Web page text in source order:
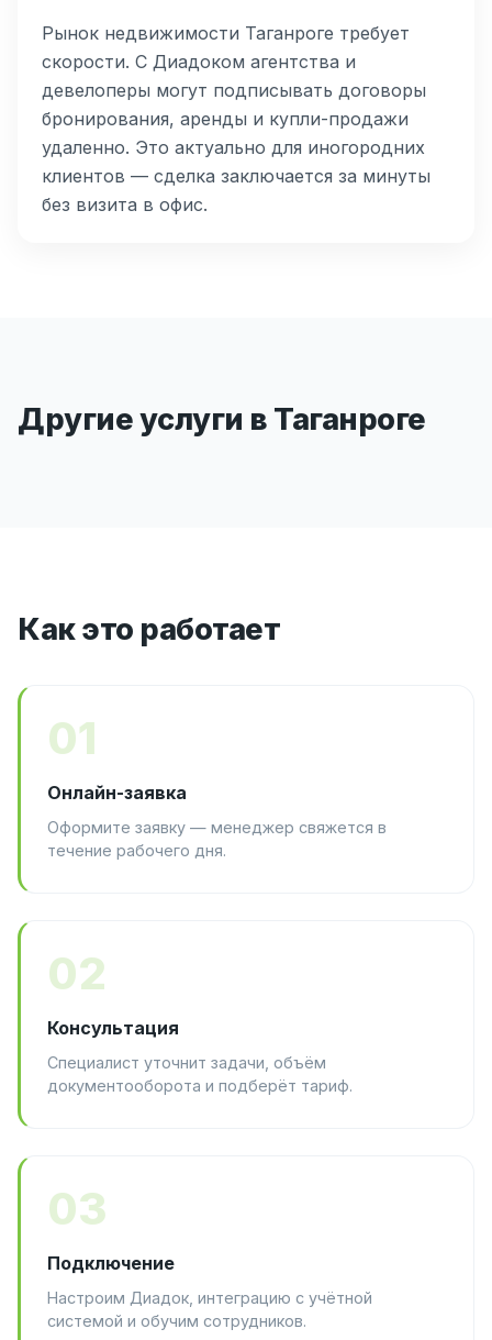
Рынок недвижимости Таганроге требует
скорости. С Диадоком агентства и
девелоперы могут подписывать договоры
бронирования, аренды и купли-продажи
удаленно. Это актуально для иногородних
клиентов — сделка заключается за минуты
без визита в офис.
Другие услуги в Таганроге
Как это работает
01
Онлайн-заявка
Оформите заявку — менеджер свяжется в
течение рабочего дня.
02
Консультация
Специалист уточнит задачи, объём
документооборота и подберёт тариф.
03
Подключение
Настроим Диадок, интеграцию с учётной
системой и обучим сотрудников.